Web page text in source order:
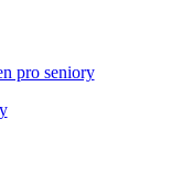
pro seniory